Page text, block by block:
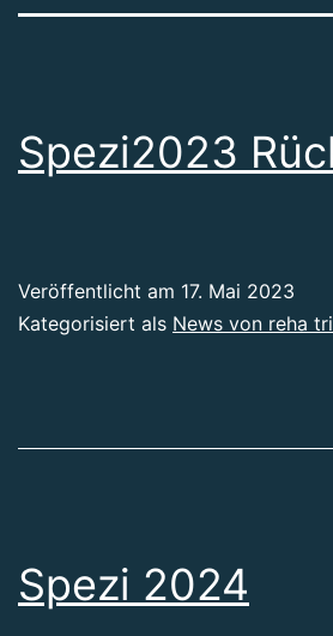
Spezi2023
Veröffentlicht am 17. Mai 2023
Kategorisiert als News von reha
Spezi 2024